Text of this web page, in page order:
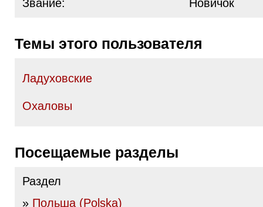
Звание:
Новичок
Темы этого пользователя
Ладуховские
Охаловы
Посещаемые разделы
Раздел
» Польша (Polska)